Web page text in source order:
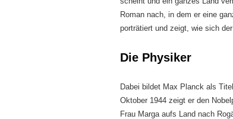
Roman nach, in dem er eine
porträtiert und zeigt, wie sich
Die Physiker
Dabei bildet Max Planck als
Oktober 1944 zeigt er den
Frau Marga aufs Land nach